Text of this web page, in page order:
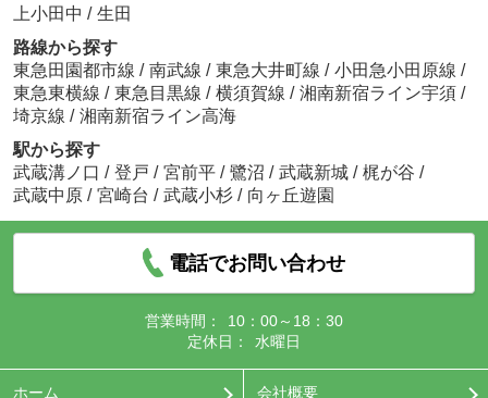
上小田中 / 生田
路線から探す
東急田園都市線 / 南武線 / 東急大井町線 / 小田急小田原線 /
東急東横線 / 東急目黒線 / 横須賀線 / 湘南新宿ライン宇須 /
埼京線 / 湘南新宿ライン高海
駅から探す
武蔵溝ノ口 / 登戸 / 宮前平 / 鷺沼 / 武蔵新城 / 梶が谷 /
武蔵中原 / 宮崎台 / 武蔵小杉 / 向ヶ丘遊園
電話でお問い合わせ
営業時間：
10：00～18：30
定休日：
水曜日
ホーム 会社概要